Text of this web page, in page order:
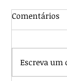
Comentários
Escreva